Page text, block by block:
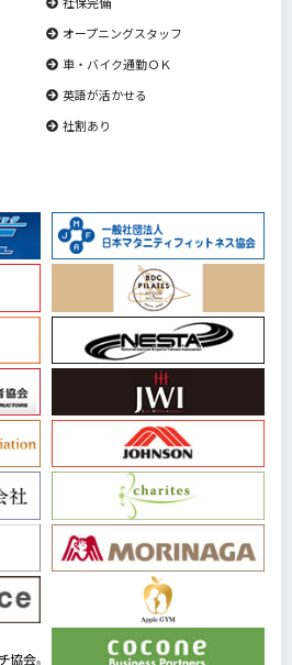
オープニングスタッフ
車・バイク通勤ＯＫ
英語が活かせる
社割あり